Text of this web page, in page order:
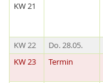
KW 21
KW 22
Do. 28.05.
KW 23
Termin